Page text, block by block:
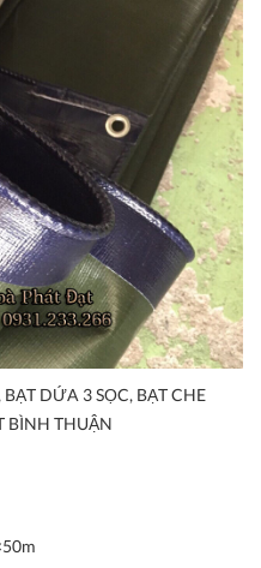
DỨA 3 SỌC, BẠT CHE
BÌNH THUẬN